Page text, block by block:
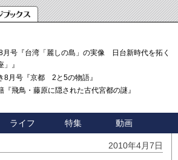
月号『台湾「麗しの島」の実像 日台新時代を拓く「3
』
8月号『京都 2と5の物語』
『飛鳥・藤原に隠された古代宮都の謎』
ライフ 特集 動画
2010年4月7日